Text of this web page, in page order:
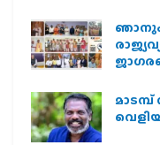
ഞാനും